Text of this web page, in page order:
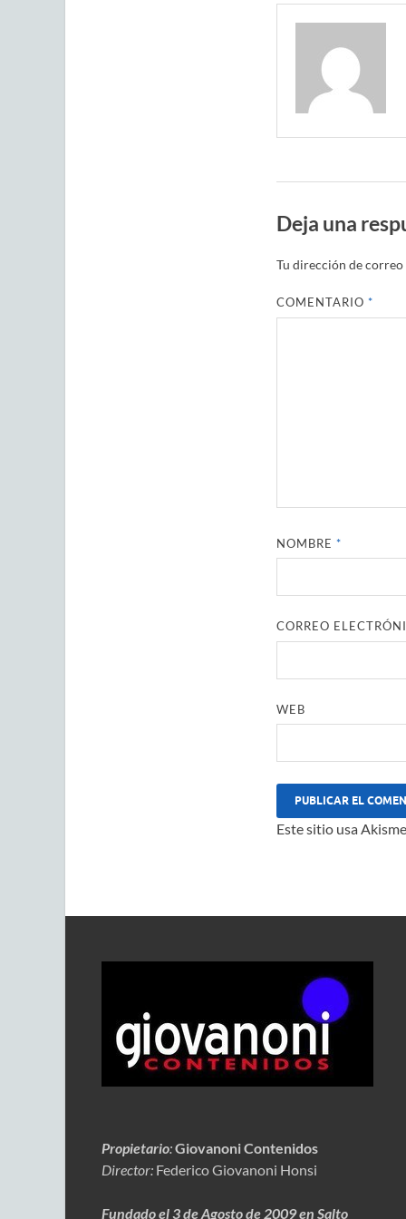
Deja una
Tu dirección de
COMENTARIO *
NOMBRE *
CORREO
WEB
Este sitio usa
Propietario:Giovanoni Contenidos
Director: Federico Giovanoni Honsi
Fundado el 3 de Agosto de 2009 en Salto